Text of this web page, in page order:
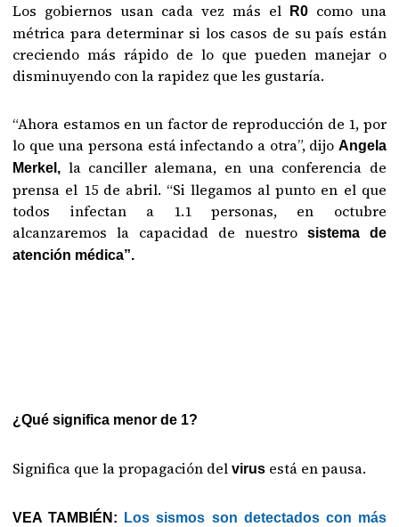
Los gobiernos usan cada vez más el R0 como una
métrica para determinar si los casos de su país están
creciendo más rápido de lo que pueden manejar o
disminuyendo con la rapidez que les gustaría.
“Ahora estamos en un factor de reproducción de 1, por
lo que una persona está infectando a otra”, dijo Angela
Merkel, la canciller alemana, en una conferencia de
prensa el 15 de abril. “Si llegamos al punto en el que
todos infectan a 1.1 personas, en octubre
alcanzaremos la capacidad de nuestro
sistema de
atención médica”.
¿Qué significa menor de 1?
Significa que la propagación delvirus está en pausa.
VEA TAMBIÉN:
Los sismos son detectados con más